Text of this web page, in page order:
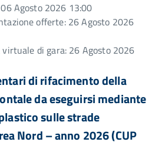
Agosto 2026 13:00
offerte: 26 Agosto 2026
di gara: 26 Agosto 2026
di rifacimento della
da eseguirsi mediante
sulle strade
Nord – anno 2026 (CUP